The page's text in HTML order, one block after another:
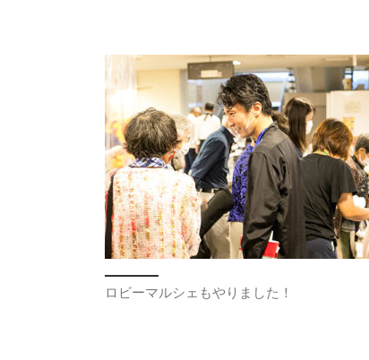
ロビーマルシェもやりました！